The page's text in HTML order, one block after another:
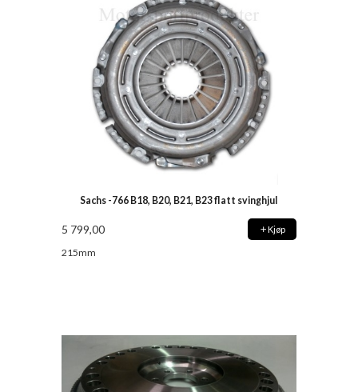
Sachs -766 B18, B20, B21, B23 flatt svinghjul
5 799,00 Kjøp
215mm